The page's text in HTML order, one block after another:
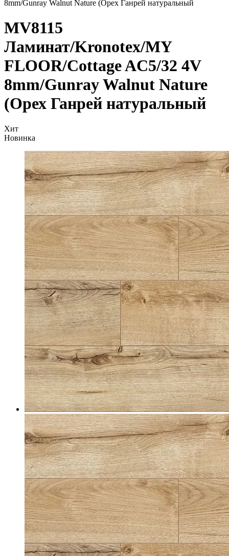
8mm/Gunray Walnut Nature (Орех Ганрей натуральный
MV8115
Ламинат/Kronotex/MY
FLOOR/Cottage AC5/32 4V
8mm/Gunray Walnut Nature
(Орех Ганрей натуральный
Хит
Новинка